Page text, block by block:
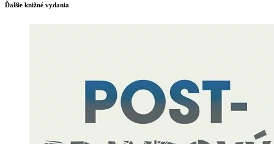
Ďalšie knižné vydania